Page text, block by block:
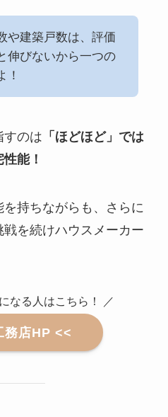
や建築戸数は、評価
伸びないから一つの
！
すのは 「ほどほど」では
能！
持ちながらも、さらに
戦を続けハウスメーカー
なる人はこちら！ ／
務店HP <<